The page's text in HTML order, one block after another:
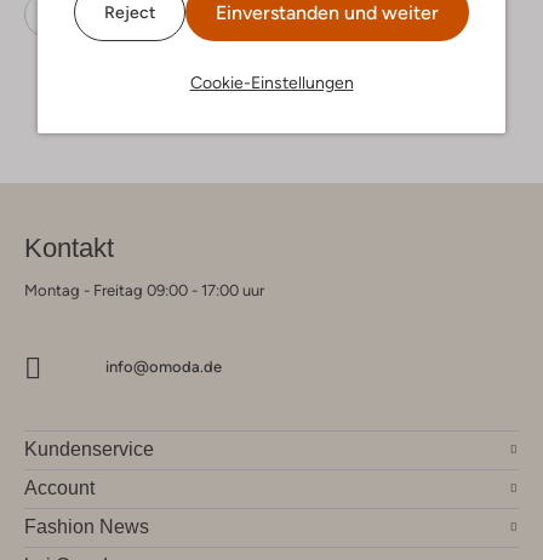
Reject Einverstanden und weiter
Cookie-Einstellungen
Sneaker Low Bunniesjr Wildleder
Kontakt
Montag - Freitag 09:00 - 17:00 uur
info@omoda.de
Kundenservice
Account
Fashion News